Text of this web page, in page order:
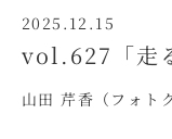
2025.12.15
vol.627「走
山田 芹香（フォト